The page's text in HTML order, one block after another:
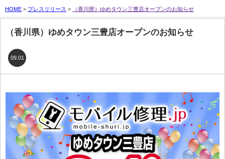
HOME > プレスリリース > （香川県）ゆめタウン三豊店オープンのお知らせ
（香川県）ゆめタウン三豊店オープンのお知らせ
09.01